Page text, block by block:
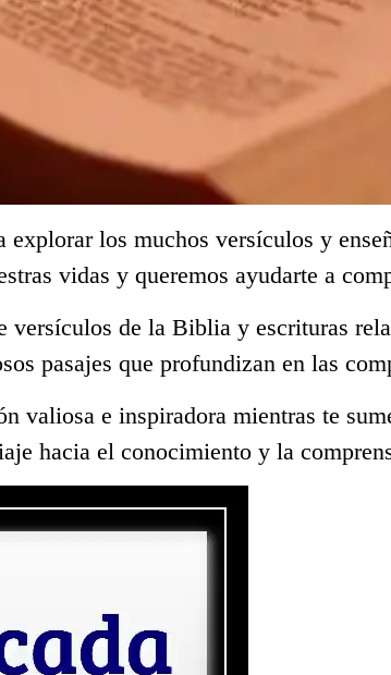
los muchos versículos y
vidas y queremos ayudarte a
versículos de la Biblia y escrituras
pasajes que profundizan en las
valiosa e inspiradora mientras te
hacia el conocimiento y la